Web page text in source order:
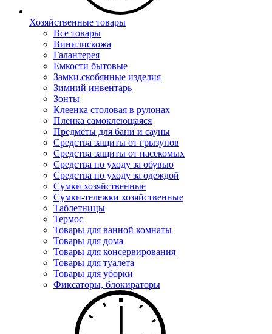
Хозяйственные товары
Все товары
Винилискожа
Галантерея
Емкости бытовые
Замки.скобянные изделия
Зимний инвентарь
Зонты
Клеенка столовая в рулонах
Пленка самоклеющаяся
Предметы для бани и сауны
Средства защиты от грызунов
Средства защиты от насекомых
Средства по уходу за обувью
Средства по уходу за одеждой
Сумки хозяйственные
Сумки-тележки хозяйственные
Таблетницы
Термос
Товары для ванной комнаты
Товары для дома
Товары для консервирования
Товары для туалета
Товары для уборки
Фиксаторы, блокираторы